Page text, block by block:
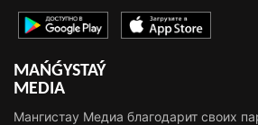
MAŃǴYSTAÝ
MEDIA
Мангистау Медиа благодарит своих